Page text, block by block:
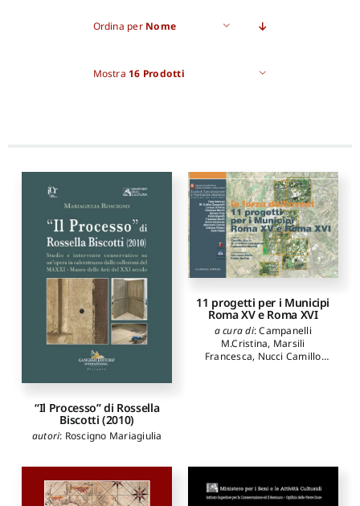
Ordina per Nome
Mostra 16 Prodotti
“Il Processo” di Rossella
Biscotti (2010)
autori: Roscigno Mariagiulia
11 progetti per i Municipi
Roma XV e Roma XVI
a cura di:Campanelli
M.Cristina, Marsili
Francesca, Nucci Camillo